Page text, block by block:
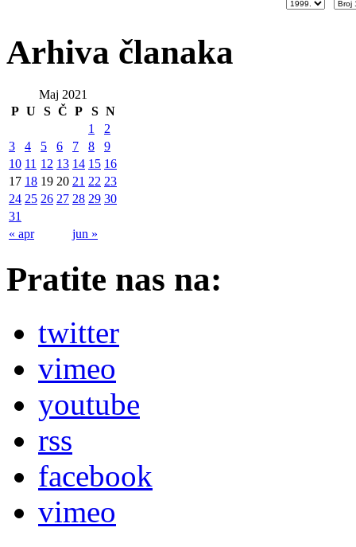
Arhiva članaka
Maj 2021
P U S Č P S N
« apr jun »
1
2
3
4 5 6 7 8
9
10 11 12 13 14 15 16
17 18 19 20 21 22 23
24 25 26 27 28 29 30
31
Pratite nas na:
twitter
vimeo
youtube
rss
facebook
vimeo